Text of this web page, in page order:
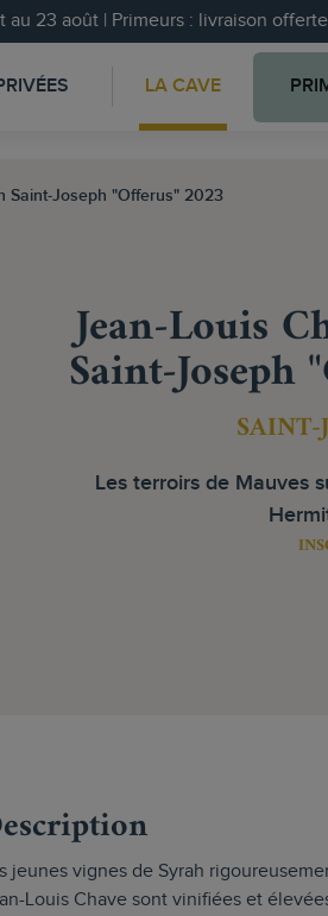
au 23 août | Primeurs : livraison
LA CAVE
Saint-Joseph "Offerus" 2023
Jean-Louis
Saint-Joseph
SAINT-
Les terroirs de Mauves
jeunes vignes de Syrah
Louis Chave sont vinifiées et